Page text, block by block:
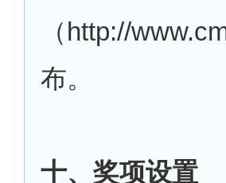
（http://
布。
十、奖项设置